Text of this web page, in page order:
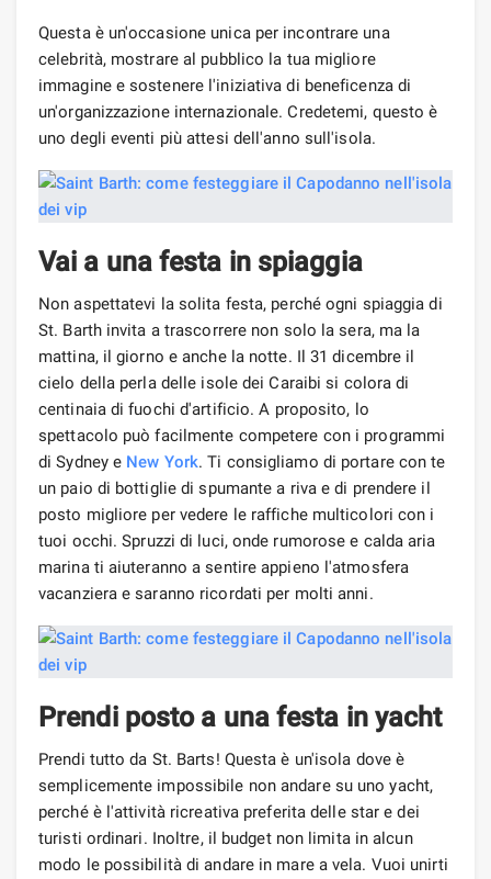
Questa è un'occasione unica per incontrare una
celebrità, mostrare al pubblico la tua migliore
immagine e sostenere l'iniziativa di beneficenza di
un'organizzazione internazionale. Credetemi, questo è
uno degli eventi più attesi dell'anno sull'isola.
Vai a una festa in spiaggia
Non aspettatevi la solita festa, perché ogni spiaggia di
St. Barth invita a trascorrere non solo la sera, ma la
mattina, il giorno e anche la notte. Il 31 dicembre il
cielo della perla delle isole dei Caraibi si colora di
centinaia di fuochi d'artificio. A proposito, lo
spettacolo può facilmente competere con i programmi
di Sydney e New York. Ti consigliamo di portare con te
un paio di bottiglie di spumante a riva e di prendere il
posto migliore per vedere le raffiche multicolori con i
tuoi occhi. Spruzzi di luci, onde rumorose e calda aria
marina ti aiuteranno a sentire appieno l'atmosfera
vacanziera e saranno ricordati per molti anni.
Prendi posto a una festa in yacht
Prendi tutto da St. Barts! Questa è un'isola dove è
semplicemente impossibile non andare su uno yacht,
perché è l'attività ricreativa preferita delle star e dei
turisti ordinari. Inoltre, il budget non limita in alcun
modo le possibilità di andare in mare a vela. Vuoi unirti